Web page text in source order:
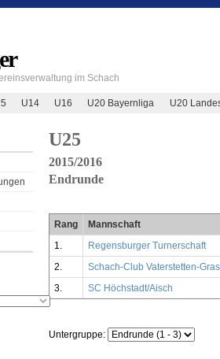
im Schach
U14 U16 U20 Bayernliga U20
U25
2015/2016
Endrunde
Rang
Mannschaft
1.
Regensburger Turnerschaft
2.
Schach-Club Vaterstetten-
3.
SC Höchstadt/Aisch
Untergruppe: